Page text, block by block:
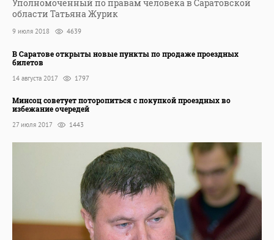
Уполномоченный по правам человека в Саратовской
области Татьяна Журик
9 июля 2018 4639
В Саратове открыты новые пункты по продаже проездных
билетов
14 августа 2017 1797
Минсоц советует поторопиться с покупкой проездных во
избежание очередей
27 июля 2017 1443